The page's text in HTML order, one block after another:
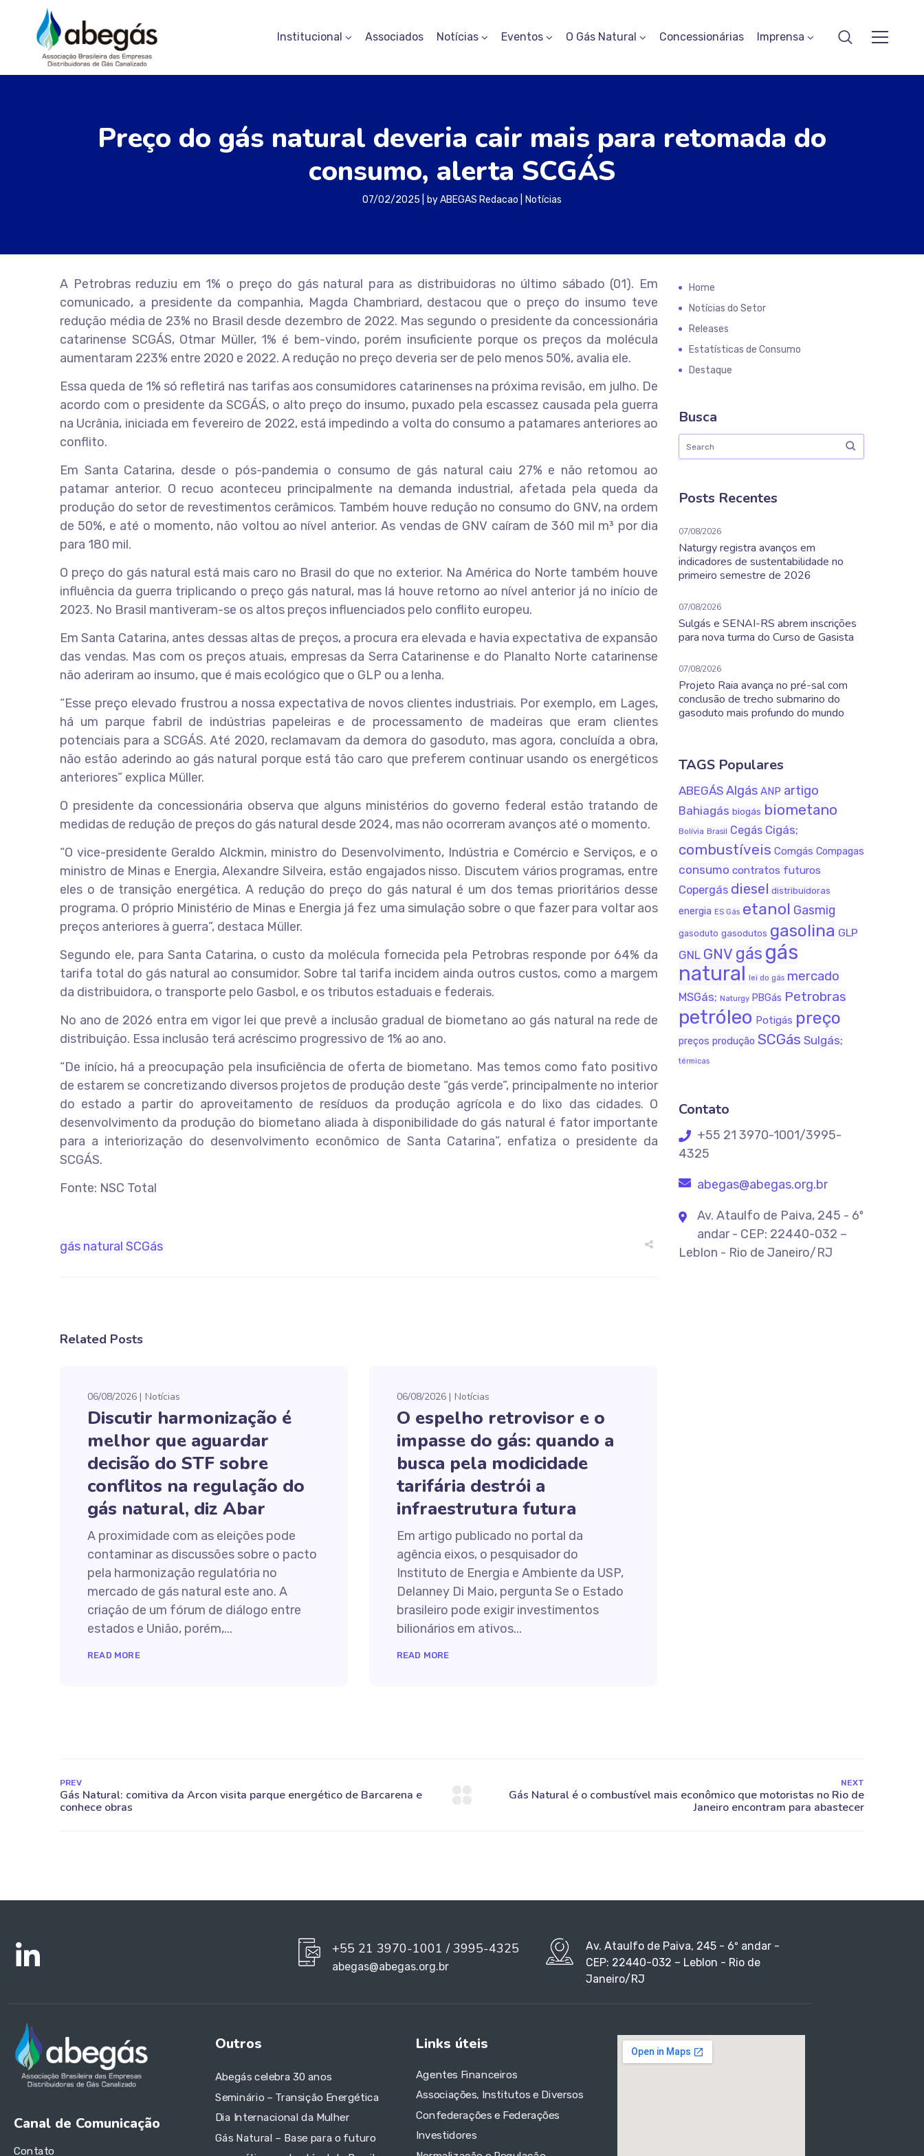
Institucional Associados Notícias Eventos O Gás Natural Concessionárias Imprensa
Preço do gás natural deveria cair mais para retomada do
consumo, alerta SCGÁS
07/02/2025 byABEGAS Redacao Notícias
A Petrobras reduziu em 1% o preço do gás natural para as distribuidoras no último sábado (01). Em
comunicado, a presidente da companhia, Magda Chambriard, destacou que o preço do insumo teve
redução média de 23% no Brasil desde dezembro de 2022. Mas segundo o presidente da concessionária
catarinense SCGÁS, Otmar Müller, 1% é bem-vindo, porém insuficiente porque os preços da molécula
aumentaram 223% entre 2020 e 2022. A redução no preço deveria ser de pelo menos 50%, avalia ele.
Essa queda de 1% só refletirá nas tarifas aos consumidores catarinenses na próxima revisão, em julho. De
acordo com o presidente da SCGÁS, o alto preço do insumo, puxado pela escassez causada pela guerra
na Ucrânia, iniciada em fevereiro de 2022, está impedindo a volta do consumo a patamares anteriores ao
conflito.
Em Santa Catarina, desde o pós-pandemia o consumo de gás natural caiu 27% e não retomou ao
patamar anterior. O recuo aconteceu principalmente na demanda industrial, afetada pela queda da
produção do setor de revestimentos cerâmicos. Também houve redução no consumo do GNV, na ordem
de 50%, e até o momento, não voltou ao nível anterior. As vendas de GNV caíram de 360 mil m³ por dia
para 180 mil.
O preço do gás natural está mais caro no Brasil do que no exterior. Na América do Norte também houve
influência da guerra triplicando o preço gás natural, mas lá houve retorno ao nível anterior já no início de
2023. No Brasil mantiveram-se os altos preços influenciados pelo conflito europeu.
Em Santa Catarina, antes dessas altas de preços, a procura era elevada e havia expectativa de expansão
das vendas. Mas com os preços atuais, empresas da Serra Catarinense e do Planalto Norte catarinense
não aderiram ao insumo, que é mais ecológico que o GLP ou a lenha.
“Esse preço elevado frustrou a nossa expectativa de novos clientes industriais. Por exemplo, em Lages,
há um parque fabril de indústrias papeleiras e de processamento de madeiras que eram clientes
potenciais para a SCGÁS. Até 2020, reclamavam da demora do gasoduto, mas agora, concluída a obra,
não estão aderindo ao gás natural porque está tão caro que preferem continuar usando os energéticos
anteriores” explica Müller.
O presidente da concessionária observa que alguns ministérios do governo federal estão tratando de
medidas de redução de preços do gás natural desde 2024, mas não ocorreram avanços até o momento.
“O vice-presidente Geraldo Alckmin, ministro do Desenvolvimento, Indústria e Comércio e Serviços, e o
ministro de Minas e Energia, Alexandre Silveira, estão engajados nisso. Discutem vários programas, entre
eles o de transição energética. A redução do preço do gás natural é um dos temas prioritários desse
programa. O próprio Ministério de Minas e Energia já fez uma simulação sobre o que fazer para voltar aos
preços anteriores à guerra”, destaca Müller.
Segundo ele, para Santa Catarina, o custo da molécula fornecida pela Petrobras responde por 64% da
tarifa total do gás natural ao consumidor. Sobre tal tarifa incidem ainda outros custos, como a margem
da distribuidora, o transporte pelo Gasbol, e os tributos estaduais e federais.
No ano de 2026 entra em vigor lei que prevê a inclusão gradual de biometano ao gás natural na rede de
distribuição. Essa inclusão terá acréscimo progressivo de 1% ao ano.
“De início, há a preocupação pela insuficiência de oferta de biometano. Mas temos como fato positivo
de estarem se concretizando diversos projetos de produção deste “gás verde”, principalmente no interior
do estado a partir do aproveitamento de resíduos da produção agrícola e do lixo das cidades. O
desenvolvimento da produção do biometano aliada à disponibilidade do gás natural é fator importante
para a interiorização do desenvolvimento econômico de Santa Catarina”, enfatiza o presidente da
SCGÁS.
Fonte: NSC Total
gás natural SCGás
Related Posts
06/08/2026 Notícias
Discutir harmonização é
melhor que aguardar
decisão do STF sobre
conflitos na regulação do
gás natural, diz Abar
A proximidade com as eleições pode
contaminar as discussões sobre o pacto
pela harmonização regulatória no
mercado de gás natural este ano. A
criação de um fórum de diálogo entre
estados e União, porém,...
READ MORE
06/08/2026 Notícias
O espelho retrovisor e o
impasse do gás: quando a
busca pela modicidade
tarifária destrói a
infraestrutura futura
Em artigo publicado no portal da
agência eixos, o pesquisador do
Instituto de Energia e Ambiente da USP,
Delanney Di Maio, pergunta Se o Estado
brasileiro pode exigir investimentos
bilionários em ativos...
READ MORE
Home
Notícias do Setor
Releases
Estatísticas de Consumo
Destaque
Busca
Posts Recentes
07/08/2026
Naturgy registra avanços em
indicadores de sustentabilidade no
primeiro semestre de 2026
07/08/2026
Sulgás e SENAI-RS abrem inscrições
para nova turma do Curso de Gasista
07/08/2026
Projeto Raia avança no pré-sal com
conclusão de trecho submarino do
gasoduto mais profundo do mundo
TAGS Populares
ABEGÁS Algás ANP artigo
Bahiagás biogás biometano
Bolívia Brasil Cegás Cigás;
combustíveis Comgás Compagas
consumo contratos futuros
Copergás diesel distribuidoras
energia ES Gás etanol Gasmig
gasoduto gasodutos gasolina GLP
GNL GNV gás gás
natural lei do gás mercado
MSGás; Naturgy PBGás Petrobras
petróleo Potigás preço
preços produção SCGás Sulgás;
térmicas
Contato
+55 21 3970-1001/3995-
4325
abegas@abegas.org.br
Av. Ataulfo de Paiva, 245 - 6º
andar - CEP: 22440-032 –
Leblon - Rio de Janeiro/RJ
PREV NEXT
+55 21 3970-1001 / 3995-4325
abegas@abegas.org.br
Av. Ataulfo de Paiva, 245 - 6º andar -
CEP: 22440-032 – Leblon - Rio de
Janeiro/RJ
Canal de Comunicação
Contato
Outros
Abegás celebra 30 anos
Seminário – Transição Energética
Dia Internacional da Mulher
Gás Natural – Base para o futuro
Links úteis
Agentes Financeiros
Associações, Institutos e Diversos
Confederações e Federações
Investidores